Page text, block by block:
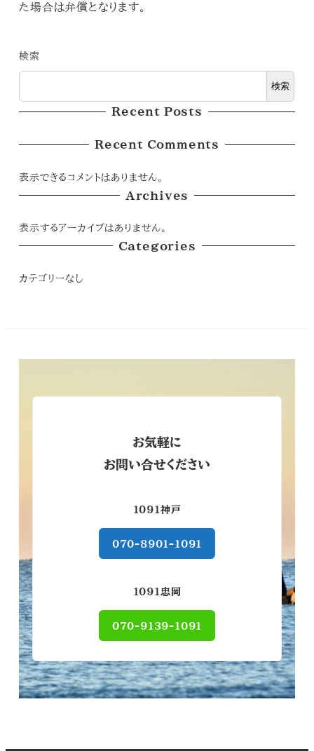
た場合は弁償となります。
検索
検索
Recent Posts
Recent Comments
表示できるコメントはありません。
Archives
表示するアーカイブはありません。
Categories
カテゴリーなし
お気軽に
お問い合せください
1091神戸
070-8901-1091
1091忠岡
070-9139-1091